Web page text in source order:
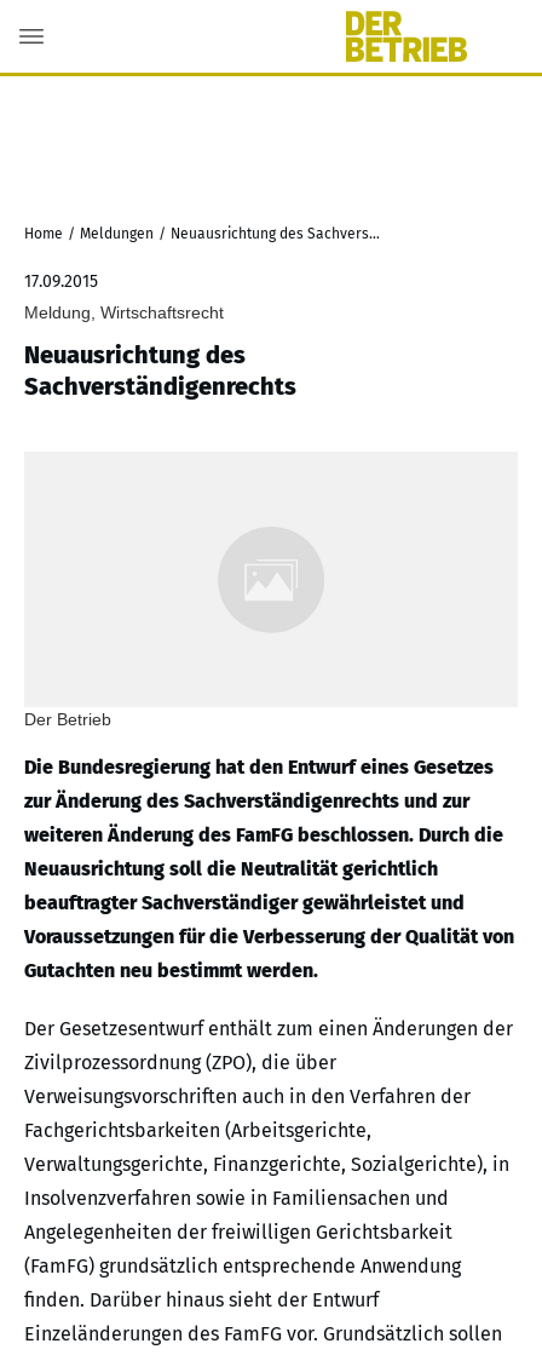
Home / Meldungen / Neuausrichtung des Sachverständigenrechts
17.09.2015
Meldung, Wirtschaftsrecht
Neuausrichtung des
Sachverständigenrechts
Der Betrieb
Die Bundesregierung hat den Entwurf eines Gesetzes
zur Änderung des Sachverständigenrechts und zur
weiteren Änderung des FamFG beschlossen. Durch die
Neuausrichtung soll die Neutralität gerichtlich
beauftragter Sachverständiger gewährleistet und
Voraussetzungen für die Verbesserung der Qualität von
Gutachten neu bestimmt werden.
Der Gesetzesentwurf enthält zum einen Änderungen der
Zivilprozessordnung (ZPO), die über
Verweisungsvorschriften auch in den Verfahren der
Fachgerichtsbarkeiten (Arbeitsgerichte,
Verwaltungsgerichte, Finanzgerichte, Sozialgerichte), in
Insolvenzverfahren sowie in Familiensachen und
Angelegenheiten der freiwilligen Gerichtsbarkeit
(FamFG) grundsätzlich entsprechende Anwendung
finden. Darüber hinaus sieht der Entwurf
Einzeländerungen des FamFG vor. Grundsätzlich sollen